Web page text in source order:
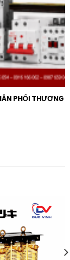
PHỐI THƯƠNG